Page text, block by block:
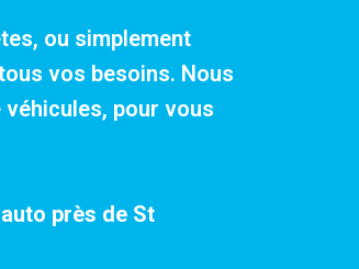
ou simplement
vos besoins. Nous
pour vous
près de St